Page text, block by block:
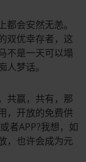
会安然无恙。
双优幸存者，这
不是一天可以塌
梦话。
共赢，共有，那
，开放的免费供
者APP?我想，如
，也许会成为元